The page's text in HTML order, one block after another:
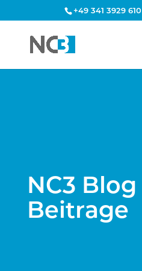
+49 341 3929 610
NC3 Blog
Beitrage